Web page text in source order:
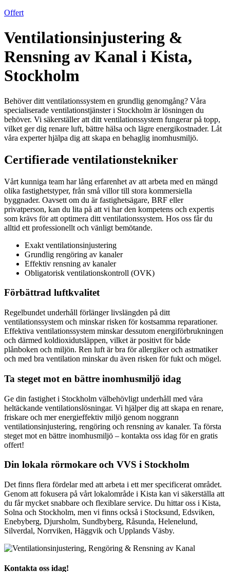
Offert
Ventilationsinjustering &
Rensning av Kanal i Kista,
Stockholm
Behöver ditt ventilationssystem en grundlig genomgång? Våra
specialiserade ventilationstjänster i Stockholm är lösningen du
behöver. Vi säkerställer att ditt ventilationssystem fungerar på topp,
vilket ger dig renare luft, bättre hälsa och lägre energikostnader. Låt
våra experter hjälpa dig att skapa en behaglig inomhusmiljö.
Certifierade ventilationstekniker
Vårt kunniga team har lång erfarenhet av att arbeta med en mängd
olika fastighetstyper, från små villor till stora kommersiella
byggnader. Oavsett om du är fastighetsägare, BRF eller
privatperson, kan du lita på att vi har den kompetens och expertis
som krävs för att optimera ditt ventilationssystem. Hos oss får du
alltid ett professionellt och vänligt bemötande.
Exakt ventilationsinjustering
Grundlig rengöring av kanaler
Effektiv rensning av kanaler
Obligatorisk ventilationskontroll (OVK)
Förbättrad luftkvalitet
Regelbundet underhåll förlänger livslängden på ditt
ventilationssystem och minskar risken för kostsamma reparationer.
Effektiva ventilationssystem minskar dessutom energiförbrukningen
och därmed koldioxidutsläppen, vilket är positivt för både
plånboken och miljön. Ren luft är bra för allergiker och astmatiker
och med bra ventilation minskar du även risken för fukt och mögel.
Ta steget mot en bättre inomhusmiljö idag
Ge din fastighet i Stockholm välbehövligt underhåll med våra
heltäckande ventilationslösningar. Vi hjälper dig att skapa en renare,
friskare och mer energieffektiv miljö genom noggrann
ventilationsinjustering, rengöring och rensning av kanaler. Ta första
steget mot en bättre inomhusmiljö – kontakta oss idag för en gratis
offert!
Din lokala rörmokare och VVS i Stockholm
Det finns flera fördelar med att arbeta i ett mer specificerat området.
Genom att fokusera på vårt lokalområde i Kista kan vi säkerställa att
du får mycket snabbare och flexiblare service. Du hittar oss i Kista,
Solna och Stockholm, men vi finns också i Stocksund, Edsviken,
Enebyberg, Djursholm, Sundbyberg, Råsunda, Helenelund,
Silverdal, Norrviken, Häggvik och Upplands Väsby.
Kontakta oss idag!